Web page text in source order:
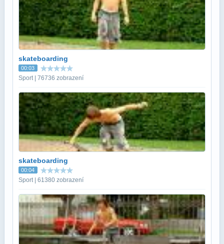
skateboarding
00:03
Sport | 76736 zobrazení
skateboarding
00:04
Sport | 61380 zobrazení